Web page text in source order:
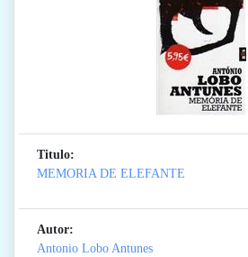
Titulo:
MEMORIA DE ELEFANTE
Autor:
Antonio Lobo Antunes